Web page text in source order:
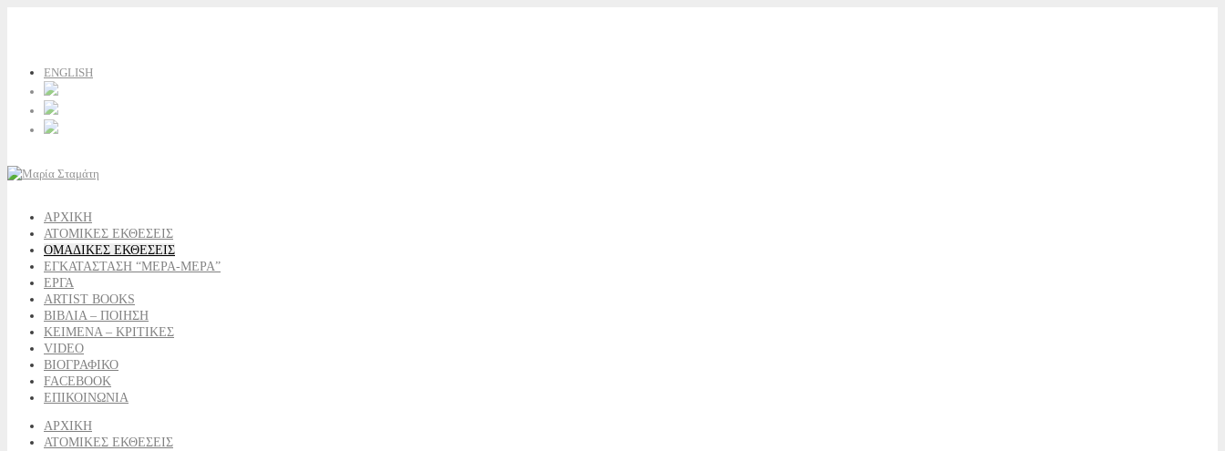
ENGLISH
ΑΡΧΙΚΗ
ΑΤΟΜΙΚΕΣ ΕΚΘΕΣΕΙΣ
ΟΜΑΔΙΚΕΣ ΕΚΘΕΣΕΙΣ
ΕΓΚΑΤΑΣΤΑΣΗ “ΜΕΡΑ-ΜΕΡΑ”
ΕΡΓΑ
ARTIST BOOKS
ΒΙΒΛΙΑ – ΠΟΙΗΣΗ
ΚΕΙΜΕΝΑ – ΚΡΙΤΙΚΕΣ
VIDEO
ΒΙΟΓΡΑΦΙΚΟ
FACEBOOK
ΕΠΙΚΟΙΝΩΝΙΑ
ΑΡΧΙΚΗ
ΑΤΟΜΙΚΕΣ ΕΚΘΕΣΕΙΣ